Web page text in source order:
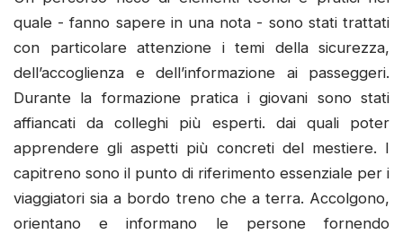
quale - fanno sapere in una nota - sono stati trattati
con particolare attenzione i temi della sicurezza,
dell’accoglienza e dell’informazione ai passeggeri.
Durante la formazione pratica i giovani sono stati
affiancati da colleghi più esperti. dai quali poter
apprendere gli aspetti più concreti del mestiere. I
capitreno sono il punto di riferimento essenziale per i
viaggiatori sia a bordo treno che a terra. Accolgono,
orientano e informano le persone fornendo